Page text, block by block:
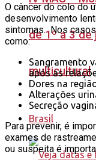
de 1º a 3 de
multicultural
Brasil
O câncer do colo do
desenvolvimento
sintomas. Nos
como:
Sangramento
após as
Dores na
Alterações
Secreção
Para prevenir, é
exames de
ou suspeita é